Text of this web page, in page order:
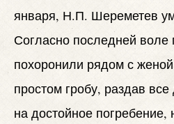
января, Н.П. Шереметев
Согласно последней воле
похоронили рядом с
простом гробу, раздав
на достойное